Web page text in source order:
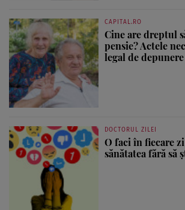
CAPITAL.RO
Cine are dreptul
pensie? Actele
legal de
DOCTORUL ZILEI
O faci în fiecare
sănătatea fără să